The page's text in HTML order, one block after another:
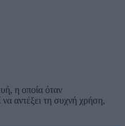
η οποία όταν
αντέξει τη συχνή χρήση,